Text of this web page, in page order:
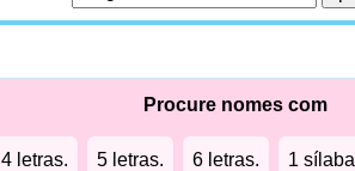
Procure nomes com
4 letras. 5 letras. 6 letras. 1 sílaba